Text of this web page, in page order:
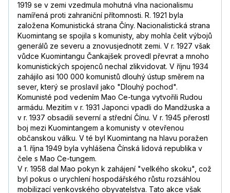
1919 se v zemi vzedmula mohutná vlna nacionalismu
namířená proti zahraniční přítomnosti. R. 1921 byla
založena Komunistická strana Číny. Nacionalistická strana
Kuomintang se spojila s komunisty, aby mohla čelit výbojů
generálů ze severu a znovusjednotit zemi. V r. 1927 však
vůdce Kuomintangu Čankajšek provedl převrat a mnoho
komunistických spojenců nechal zlikvidovat. V říjnu 1934
zahájilo asi 100 000 komunistů dlouhý ústup směrem na
sever, který se proslavil jako "Dlouhý pochod".
Komunisté pod vedením Mao Ce-tunga vytvořili Rudou
armádu. Mezitím v r. 1931 Japonci vpadli do Mandžuska a
v r. 1937 obsadili severní a střední Čínu. V r. 1945 přerostl
boj mezi Kuomintangem a komunisty v otevřenou
občanskou válku. V té byl Kuomintang na hlavu poražen
a 1. října 1949 byla vyhlášena Čínská lidová republika v
čele s Mao Ce-tungem.
V r. 1958 dal Mao pokyn k zahájení "velkého skoku", což
byl pokus o urychlení hospodářského růstu rozsáhlou
mobilizací venkovského obyvatelstva. Tato akce však